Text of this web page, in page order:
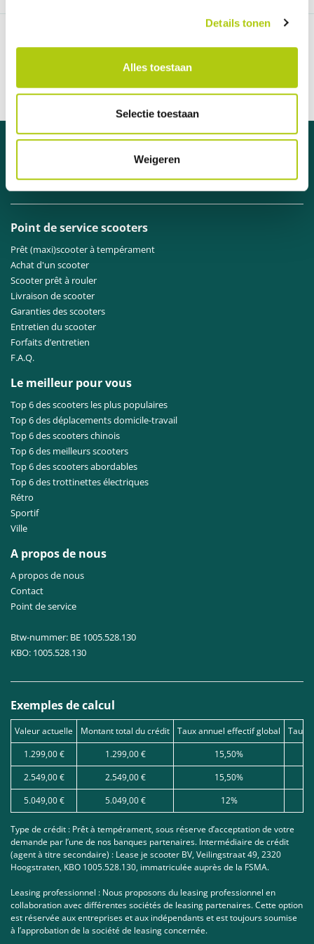
Details tonen
Alles toestaan
Selectie toestaan
Weigeren
Livraison en 1 semaine
Distributeur officiel des marques A
Besoin d'aide ?
Point de service scooters
Prêt (maxi)scooter à tempérament
Achat d'un scooter
Scooter prêt à rouler
Livraison de scooter
Garanties des scooters
Entretien du scooter
Forfaits d’entretien
F.A.Q.
Le meilleur pour vous
Top 6 des scooters les plus populaires
Top 6 des déplacements domicile-travail
Top 6 des scooters chinois
Top 6 des meilleurs scooters
Top 6 des scooters abordables
Top 6 des trottinettes électriques
Rétro
Sportif
Ville
A propos de nous
A propos de nous
Contact
Point de service
Btw-nummer: BE 1005.528.130
KBO: 1005.528.130
Exemples de calcul
Valeur actuelle Montant total du crédit Taux annuel effectif global
Taux
1.299,00 €
1.299,00 €
15,50%
2.549,00 €
2.549,00 €
15,50%
5.049,00 €
5.049,00 € 12%
Type de crédit : Prêt à tempérament, sous réserve d’acceptation de votre
demande par l’une de nos banques partenaires. Intermédiaire de crédit
(agent à titre secondaire) : Lease je scooter BV, Veilingstraat 49, 2320
Hoogstraten, KBO 1005.528.130, immatriculée auprès de la FSMA.
Leasing professionnel : Nous proposons du leasing professionnel en
collaboration avec différentes sociétés de leasing partenaires. Cette option
est réservée aux entreprises et aux indépendants et est toujours soumise
à l’approbation de la société de leasing concernée.